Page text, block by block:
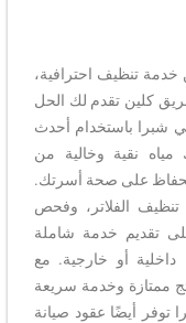
تنظيف احترافية،
كلين تقدم لك الحل
شبرا باستخدام أحدث
مياه نقية وخالية من
للحفاظ على صحة أسرتك.
الفلاتر، وفحص
تقديم خدمة شاملة
أو خارجية. مع
نتائج ممتازة وخدمة سريعة
أيضًا عقود صيانة